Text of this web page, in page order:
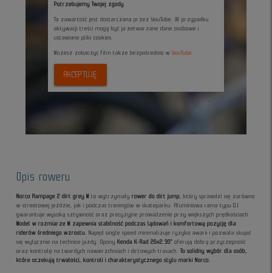
Potrzebujemy Twojej zgody
Ta zawartość jest dostarczana przez YouTube. W przypadku
aktywacji treści mogą być przetwarzane dane osobowe i
ustawiane pliki cookies.
Możesz zobaczyc film także bezpośrednio w YouTube
AKCEPTUJĘ
Opis roweru
Norco Rampage 2 dirt grey M to wytrzymałyrower do dirt jump
, który sprawdzi się zarówno
w streetowej jeździe, jak i podczas treningów w skateparku. Aluminiowa rama typu DJ
gwarantuje wysoką sztywność oraz precyzyjne prowadzenie przy większych prędkościach.
Model w rozmiarze M zapewnia stabilność podczas lądowań i komfortową pozycję dla
riderów średniego wzrostu.
Napęd single speed minimalizuje ryzyko awarii i pozwala skupić
się wyłącznie na technice jazdy. Opony Kenda K-Rad 26x2.30" oferują dobrą przyczepność
oraz kontrolę na twardych nawierzchniach i dirtowych trasach.To solidny wybór dla osób,
które oczekują trwałości, kontroli i charakterystycznego stylu marki Norco.